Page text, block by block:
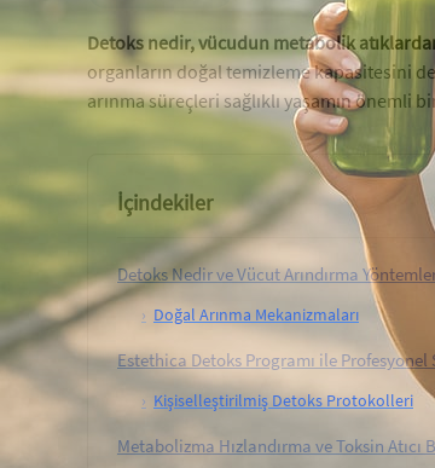
Detoks nedir, vücudun metabolik
organların doğal temizleme kapasitesini
arınma süreçleri sağlıklı yaşamın önemli
İçindekiler
Detoks Nedir ve Vücut Arındırma
› Doğal Arınma Mekanizmaları
Estethica Detoks Programı ile Profesyonel
› Kişiselleştirilmiş Detoks Protokolleri
Metabolizma Hızlandırma ve Toksin